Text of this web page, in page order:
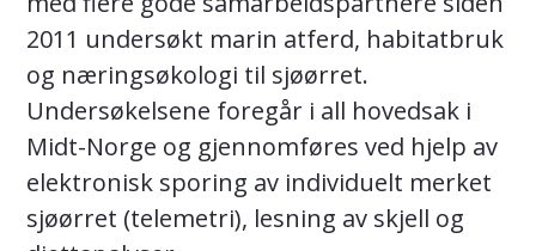
2011 undersøkt marin atferd, habitatbruk
og næringsøkologi til sjøørret.
Undersøkelsene foregår i all hovedsak i
Midt-Norge og gjennomføres ved hjelp av
elektronisk sporing av individuelt merket
sjøørret (telemetri), lesning av skjell og